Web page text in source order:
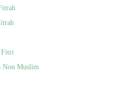
Fitri
Non Muslim